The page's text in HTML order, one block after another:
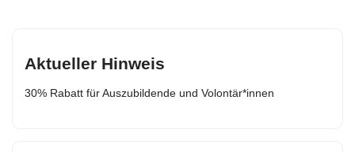
Aktueller Hinweis
30% Rabatt für Auszubildende und Volontär*innen